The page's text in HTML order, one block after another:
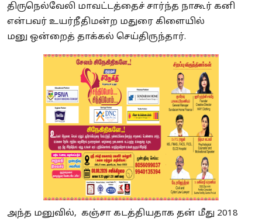
திருநெல்வேலி மாவட்டத்தைச் சார்ந்த நாகூர் கனி
என்பவர் உயர்நீதிமன்ற மதுரை கிளையில்
மனு ஒன்றைத் தாக்கல் செய்திருந்தார்.
அந்த மனுவில், கஞ்சா கடத்தியதாக தன் மீது 2018